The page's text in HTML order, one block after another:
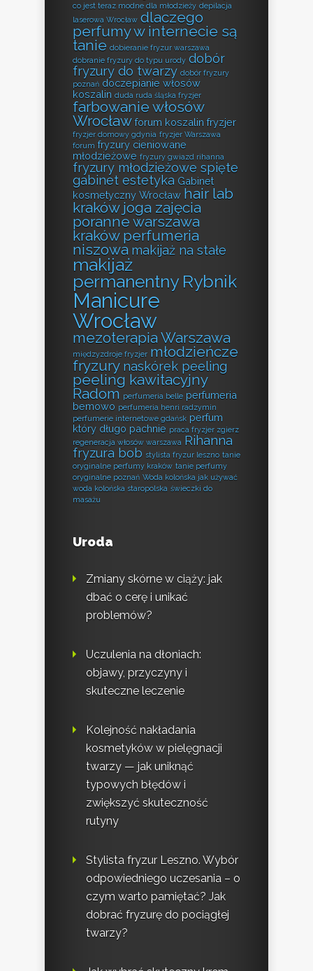
co jest teraz modne dla młodzieży depilacja
laserowa Wrocław dlaczego
perfumy w internecie są
tanie dobieranie fryzur warszawa
dobranie fryzury do typu urody dobór
fryzury do twarzy dobór fryzury
poznań doczepianie włosów
koszalin duda ruda śląska fryzjer
farbowanie włosów
Wrocław forum koszalin fryzjer
fryzjer domowy gdynia fryzjer Warszawa
forum fryzury cieniowane
młodzieżowe fryzury gwiazd rihanna
fryzury młodzieżowe spięte
gabinet estetyka Gabinet
kosmetyczny Wrocław hair lab
kraków joga zajęcia
poranne warszawa
kraków perfumeria
niszowa makijaż na stałe
makijaż
permanentny Rybnik
Manicure
Wrocław
mezoterapia Warszawa
międzyzdroje fryzjer młodzieńcze
fryzury naskórek peeling
peeling kawitacyjny
Radom perfumeria belle perfumeria
bemowo perfumeria henri radzymin
perfumerie internetowe gdańsk perfum
który długo pachnie praca fryzjer zgierz
regeneracja włosów warszawa Rihanna
fryzura bob stylista fryzur leszno tanie
oryginalne perfumy kraków tanie perfumy
oryginalne poznań Woda kolońska jak używać
woda kolońska staropolska świeczki do
masażu
Uroda
Zmiany skórne w ciąży: jak
dbać o cerę i unikać
problemów?
Uczulenia na dłoniach:
objawy, przyczyny i
skuteczne leczenie
Kolejność nakładania
kosmetyków w pielęgnacji
twarzy — jak uniknąć
typowych błędów i
zwiększyć skuteczność
rutyny
Stylista fryzur Leszno. Wybór
odpowiedniego uczesania – o
czym warto pamiętać? Jak
dobrać fryzurę do pociągłej
twarzy?